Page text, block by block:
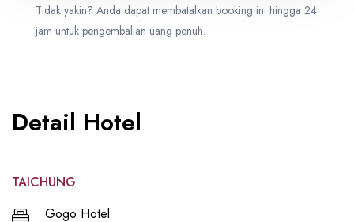
Tidak yakin? Anda dapat membatalkan booking ini hingga 24
jam untuk pengembalian uang penuh.
Detail Hotel
TAICHUNG
Gogo Hotel